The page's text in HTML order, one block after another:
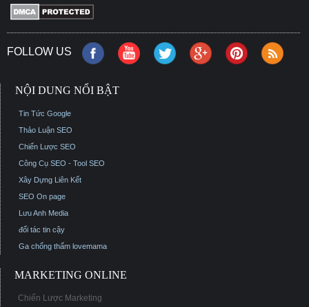
FOLLOW US
NỘI DUNG NỔI BẬT
Tin Tức Google
Thảo Luận SEO
Chiến Lược SEO
Công Cụ SEO - Tool SEO
Xây Dựng Liên Kết
SEO On page
Lưu Anh Media
đối tác tin cậy
Ga chống thấm lovemama
MARKETING ONLINE
Chiến Lược Marketing